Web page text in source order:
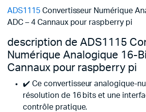
ADS1115Convertisseur Numérique
ADC – 4 Cannaux pour raspberry pi
description de ADS1115
Numérique Analogique 16-
Cannaux pour raspberry pi
✔️ Ce convertisseur analogique-
résolution de 16 bits et une
contrôle pratique.